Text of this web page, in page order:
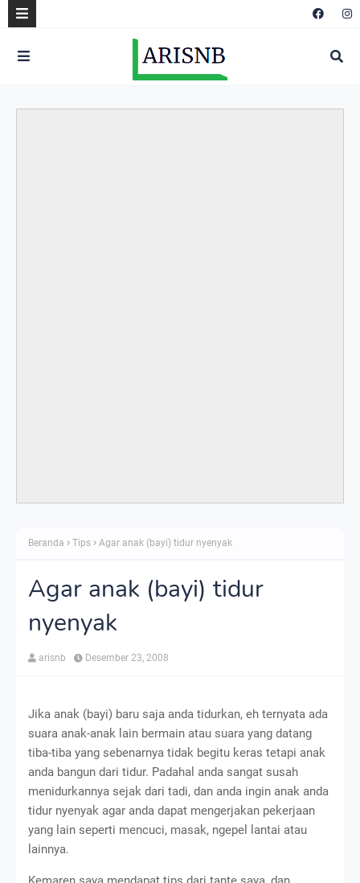
Beranda Tips Agar anak (bayi) tidur nyenyak
Agar anak (bayi) tidur
nyenyak
arisnb Desember 23, 2008
Jika anak (bayi) baru saja anda tidurkan, eh ternyata ada
suara anak-anak lain bermain atau suara yang datang
tiba-tiba yang sebenarnya tidak begitu keras tetapi anak
anda bangun dari tidur. Padahal anda sangat susah
menidurkannya sejak dari tadi, dan anda ingin anak anda
tidur nyenyak agar anda dapat mengerjakan pekerjaan
yang lain seperti mencuci, masak, ngepel lantai atau
lainnya.